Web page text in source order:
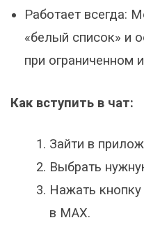
Работает всегда:
«белый список» и
при ограниченном
Как вступить в чат:
Зайти в
Выбрать
Нажать
в MAX.